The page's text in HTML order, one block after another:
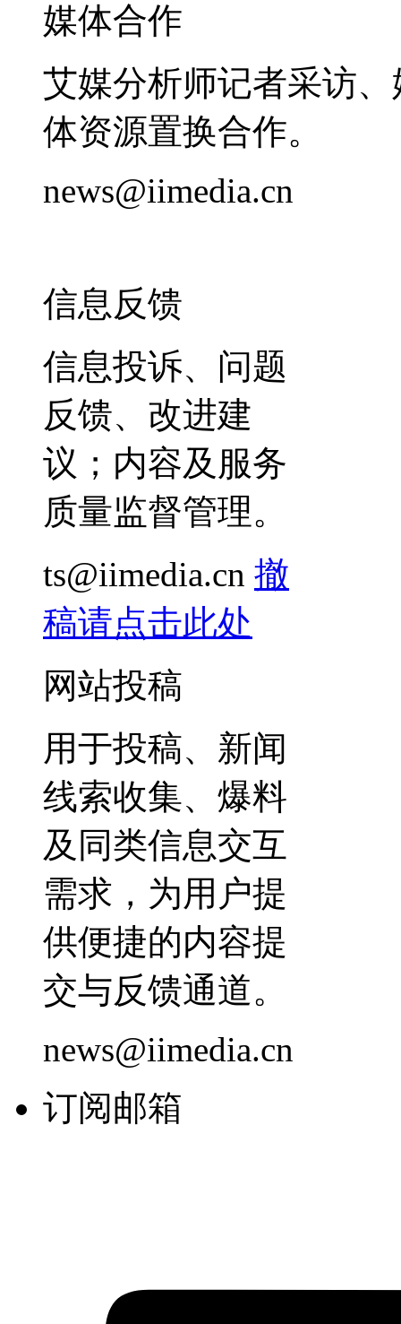
媒体合作
艾媒分析师记者采访
体资源置换合作。
news@iimedia.cn
信息反馈
信息投诉、问题
反馈、改进建
议；内容及服务
质量监督管理。
ts@iimedia.cn 撤
稿请点击此处
网站投稿
用于投稿、新闻
线索收集、爆料
及同类信息交互
需求，为用户提
供便捷的内容提
交与反馈通道。
news@iimedia.cn
订阅邮箱